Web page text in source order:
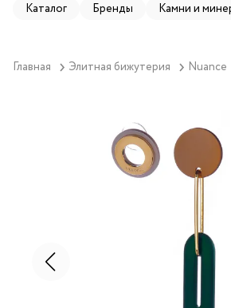
Каталог Бренды Камни и
Главная Элитная бижутерия Nuance